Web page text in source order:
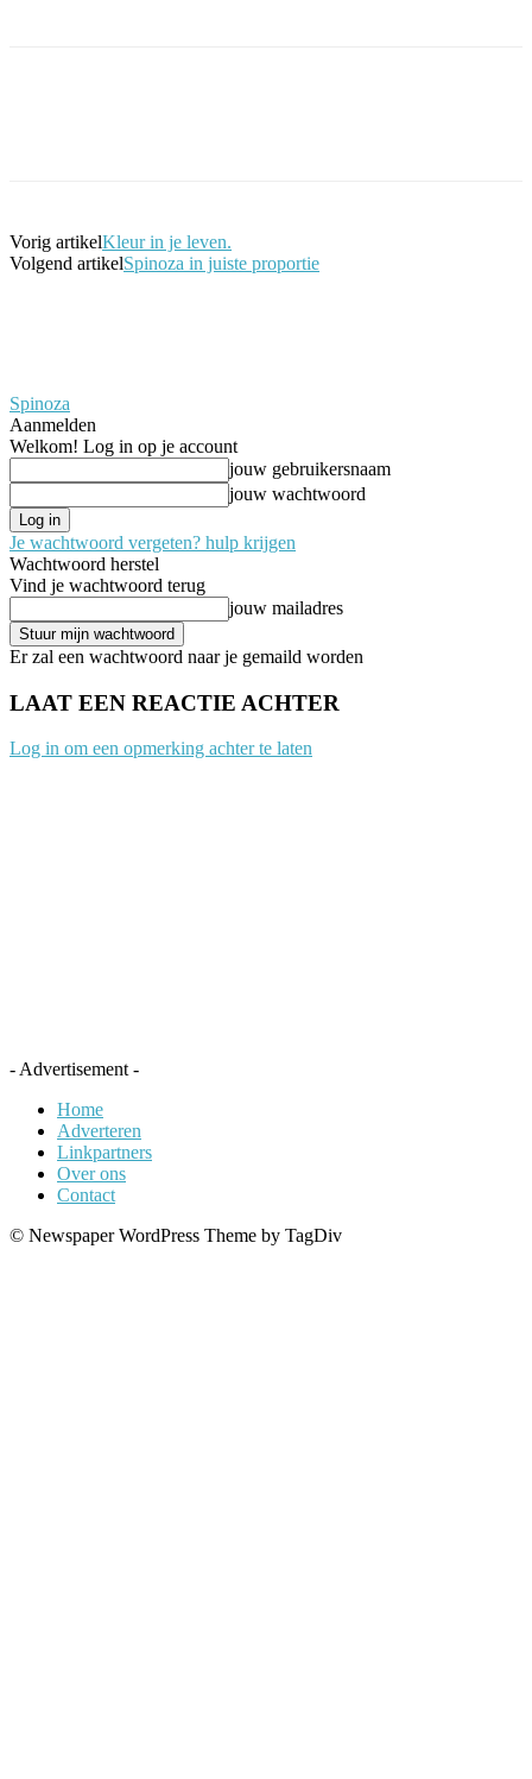
Vorig artikelKleur in je leven.
Volgend artikelSpinoza in juiste proportie
Spinoza
Aanmelden
Welkom! Log in op je account
jouw gebruikersnaam
jouw wachtwoord
Je wachtwoord vergeten? hulp krijgen
Wachtwoord herstel
Vind je wachtwoord terug
jouw mailadres
Er zal een wachtwoord naar je gemaild worden
LAAT EEN REACTIE ACHTER
Log in om een opmerking achter te laten
- Advertisement -
Home
Adverteren
Linkpartners
Over ons
Contact
© Newspaper WordPress Theme by TagDiv